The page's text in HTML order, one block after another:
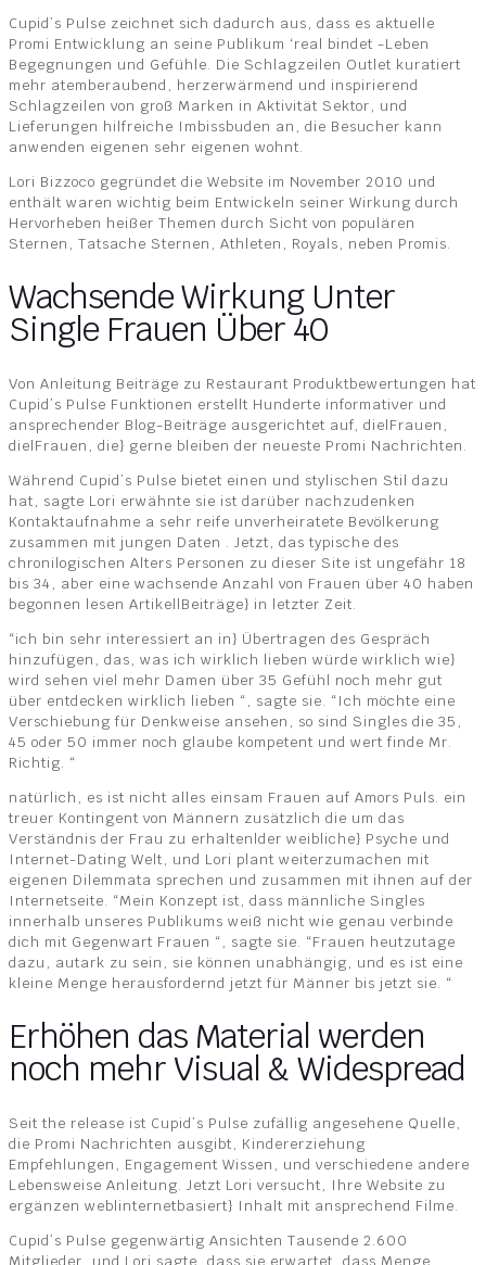
Cupid’s Pulse zeichnet sich dadurch aus, dass es aktuelle
Promi Entwicklung an seine Publikum ‘real bindet -Leben
Begegnungen und Gefühle. Die Schlagzeilen Outlet kuratiert
mehr atemberaubend, herzerwärmend und inspirierend
Schlagzeilen von groß Marken in Aktivität Sektor, und
Lieferungen hilfreiche Imbissbuden an, die Besucher kann
anwenden eigenen sehr eigenen wohnt.
Lori Bizzoco gegründet die Website im November 2010 und
enthält waren wichtig beim Entwickeln seiner Wirkung durch
Hervorheben heißer Themen durch Sicht von populären
Sternen, Tatsache Sternen, Athleten, Royals, neben Promis.
Wachsende Wirkung Unter
Single Frauen Über 40
Von Anleitung Beiträge zu Restaurant Produktbewertungen hat
Cupid’s Pulse Funktionen erstellt Hunderte informativer und
ansprechender Blog-Beiträge ausgerichtet auf, die|Frauen,
die|Frauen, die} gerne bleiben der neueste Promi Nachrichten.
Während Cupid’s Pulse bietet einen und stylischen Stil dazu
hat, sagte Lori erwähnte sie ist darüber nachzudenken
Kontaktaufnahme a sehr reife unverheiratete Bevölkerung
zusammen mit jungen Daten . Jetzt, das typische des
chronilogischen Alters Personen zu dieser Site ist ungefähr 18
bis 34, aber eine wachsende Anzahl von Frauen über 40 haben
begonnen lesen Artikel|Beiträge} in letzter Zeit.
“ich bin sehr interessiert an in} Übertragen des Gespräch
hinzufügen, das, was ich wirklich lieben würde wirklich wie}
wird sehen viel mehr Damen über 35 Gefühl noch mehr gut
über entdecken wirklich lieben “, sagte sie. “Ich möchte eine
Verschiebung für Denkweise ansehen, so sind Singles die 35,
45 oder 50 immer noch glaube kompetent und wert finde Mr.
Richtig. “
natürlich, es ist nicht alles einsam Frauen auf Amors Puls. ein
treuer Kontingent von Männern zusätzlich die um das
Verständnis der Frau zu erhalten|der weibliche} Psyche und
Internet-Dating Welt, und Lori plant weiterzumachen mit
eigenen Dilemmata sprechen und zusammen mit ihnen auf der
Internetseite. “Mein Konzept ist, dass männliche Singles
innerhalb unseres Publikums weiß nicht wie genau verbinde
dich mit Gegenwart Frauen “, sagte sie. “Frauen heutzutage
dazu, autark zu sein, sie können unabhängig, und es ist eine
kleine Menge herausfordernd jetzt für Männer bis jetzt sie. “
Erhöhen das Material werden
noch mehr Visual & Widespread
Seit the release ist Cupid’s Pulse zufällig angesehene Quelle,
die Promi Nachrichten ausgibt, Kindererziehung
Empfehlungen, Engagement Wissen, und verschiedene andere
Lebensweise Anleitung. Jetzt Lori versucht, Ihre Website zu
ergänzen web|internetbasiert} Inhalt mit ansprechend Filme.
Cupid’s Pulse gegenwärtig Ansichten Tausende 2.600
Mitglieder, und Lori sagte, dass sie erwartet, dass Menge